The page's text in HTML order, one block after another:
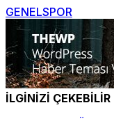
GENELSPOR
İLGİNİZİ ÇEKEBİLİR